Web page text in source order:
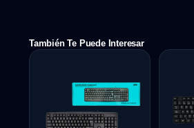
También Te Puede Interesar